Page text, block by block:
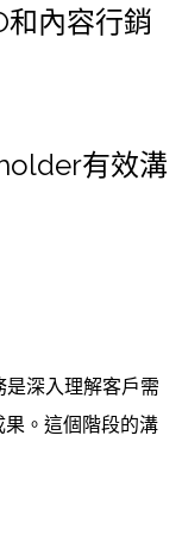
和內容行銷
有效溝
深入理解客戶需
。這個階段的溝